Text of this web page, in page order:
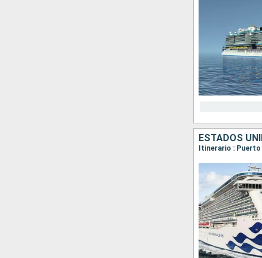
ESTADOS
Itinerario :